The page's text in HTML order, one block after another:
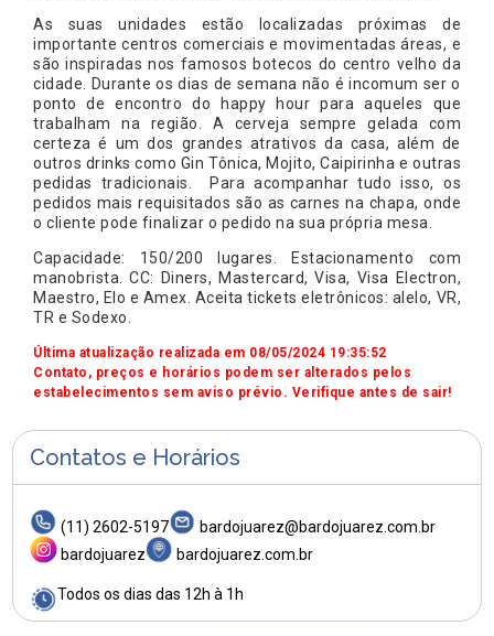
As suas unidades estão localizadas próximas de
importante centros comerciais e movimentadas áreas, e
são inspiradas nos famosos botecos do centro velho da
cidade. Durante os dias de semana não é incomum ser o
ponto de encontro do happy hour para aqueles que
trabalham na região. A cerveja sempre gelada com
certeza é um dos grandes atrativos da casa, além de
outros drinks como Gin Tônica, Mojito, Caipirinha e outras
pedidas tradicionais. Para acompanhar tudo isso, os
pedidos mais requisitados são as carnes na chapa, onde
o cliente pode finalizar o pedido na sua própria mesa.
Capacidade: 150/200 lugares. Estacionamento com
manobrista. CC: Diners, Mastercard, Visa, Visa Electron,
Maestro, Elo e Amex. Aceita tickets eletrônicos: alelo, VR,
TR e Sodexo.
Última atualização realizada em 08/05/2024 19:35:52
Contato, preços e horários podem ser alterados pelos
estabelecimentos sem aviso prévio. Verifique antes de sair!
Contatos e Horários
(11) 2602-5197
bardojuarez@bardojuarez.com.br
bardojuarez
bardojuarez.com.br
Todos os dias das 12h à 1h